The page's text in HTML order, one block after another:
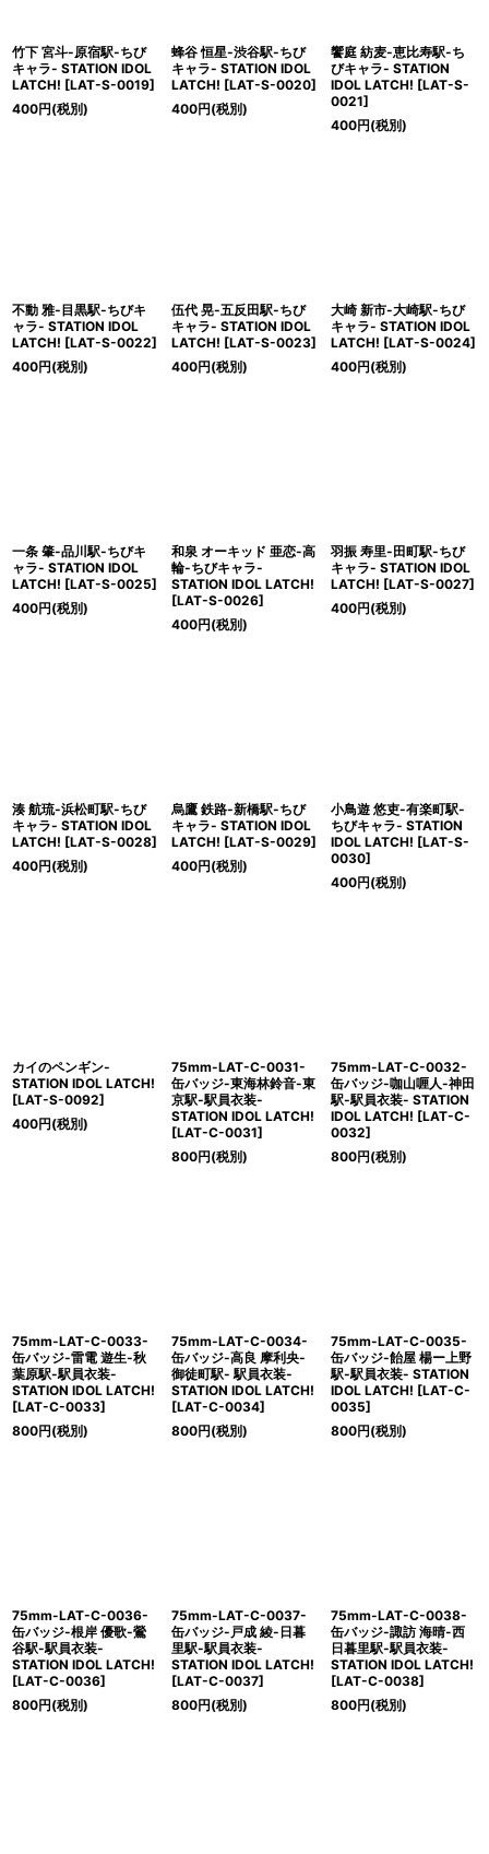
竹下 宮斗-原宿駅-ちび
キャラ- STATION IDOL
LATCH! [LAT-S-0019]
400円(税別)
蜂谷 恒星-渋谷駅-ちび
キャラ- STATION IDOL
LATCH! [LAT-S-0020]
400円(税別)
饗庭 紡麦-恵比寿駅-ち
びキャラ- STATION
IDOL LATCH! [LAT-S-
0021]
400円(税別)
不動 雅-目黒駅-ちびキ
ャラ- STATION IDOL
LATCH! [LAT-S-0022]
400円(税別)
伍代 晃-五反田駅-ちび
キャラ- STATION IDOL
LATCH! [LAT-S-0023]
400円(税別)
大崎 新市-大崎駅-ちび
キャラ- STATION IDOL
LATCH! [LAT-S-0024]
400円(税別)
一条 肇-品川駅-ちびキ
ャラ- STATION IDOL
LATCH! [LAT-S-0025]
400円(税別)
和泉 オーキッド 亜恋-高
輪-ちびキャラ-
STATION IDOL LATCH!
[LAT-S-0026]
400円(税別)
羽振 寿里-田町駅-ちび
キャラ- STATION IDOL
LATCH! [LAT-S-0027]
400円(税別)
湊 航琉-浜松町駅-ちび
キャラ- STATION IDOL
LATCH! [LAT-S-0028]
400円(税別)
烏鷹 鉄路-新橋駅-ちび
キャラ- STATION IDOL
LATCH! [LAT-S-0029]
400円(税別)
小鳥遊 悠吏-有楽町駅-
ちびキャラ- STATION
IDOL LATCH! [LAT-S-
0030]
400円(税別)
カイのペンギン-
STATION IDOL LATCH!
[LAT-S-0092]
400円(税別)
75mm-LAT-C-0031-
缶バッジ-東海林鈴音-東
京駅-駅員衣装-
STATION IDOL LATCH!
[LAT-C-0031]
800円(税別)
75mm-LAT-C-0032-
缶バッジ-咖山喱人-神田
駅-駅員衣装- STATION
IDOL LATCH! [LAT-C-
0032]
800円(税別)
75mm-LAT-C-0033-
缶バッジ-雷電 遊生-秋
葉原駅-駅員衣装-
STATION IDOL LATCH!
[LAT-C-0033]
800円(税別)
75mm-LAT-C-0034-
缶バッジ-高良 摩利央-
御徒町駅- 駅員衣装-
STATION IDOL LATCH!
[LAT-C-0034]
800円(税別)
75mm-LAT-C-0035-
缶バッジ-飴屋 楊ー上野
駅-駅員衣装- STATION
IDOL LATCH! [LAT-C-
0035]
800円(税別)
75mm-LAT-C-0036-
缶バッジ-根岸 優歌-鶯
谷駅-駅員衣装-
STATION IDOL LATCH!
[LAT-C-0036]
800円(税別)
75mm-LAT-C-0037-
缶バッジ-戸成 綾-日暮
里駅-駅員衣装-
STATION IDOL LATCH!
[LAT-C-0037]
800円(税別)
75mm-LAT-C-0038-
缶バッジ-諏訪 海晴-西
日暮里駅-駅員衣装-
STATION IDOL LATCH!
[LAT-C-0038]
800円(税別)